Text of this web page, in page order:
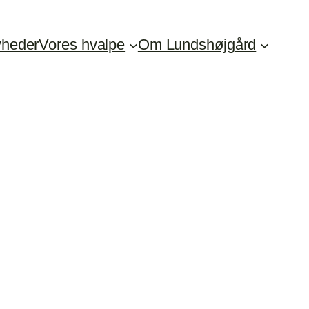
Vores hvalpe Om Lundshøjgård